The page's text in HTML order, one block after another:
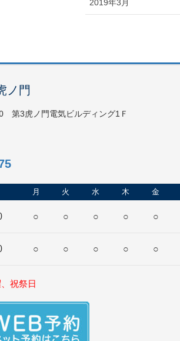
2019年3月
ノ門
第3虎ノ門電気ビルディング1Ｆ
月 火 水 木 金
○ ○ ○ ○ ○
○ ○ ○ ○ ○
祝祭日